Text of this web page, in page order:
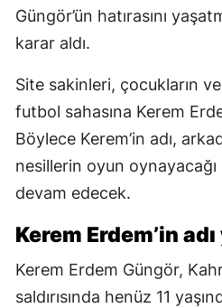
Güngör’ün hatırasını
karar aldı.
Site sakinleri, çocukların
futbol sahasına Kerem
Böylece Kerem’in adı,
nesillerin oyun
devam edecek.
Kerem Erdem’in
Kerem Erdem Güngör,
saldırısında henüz 11